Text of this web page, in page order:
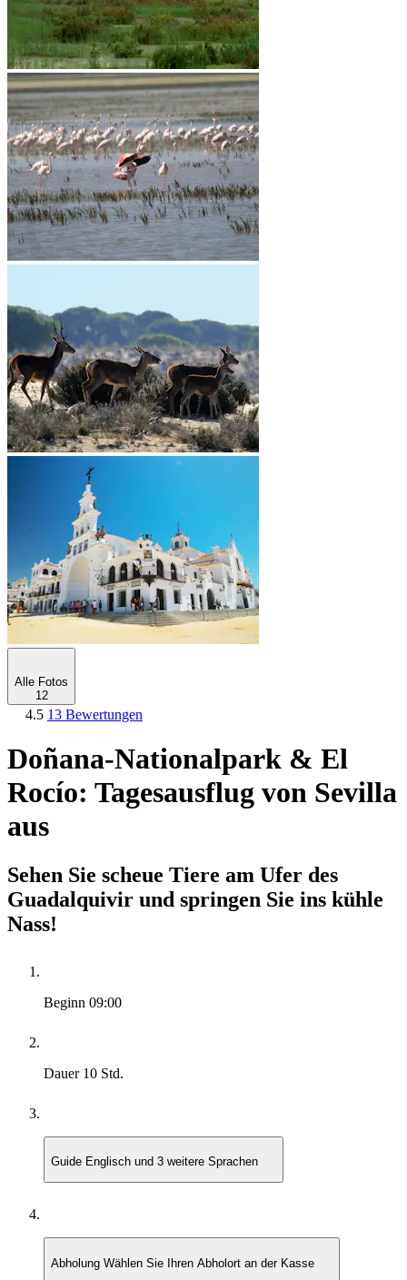
Alle Fotos
12
4.5 13 Bewertungen
Doñana-Nationalpark & El
Rocío: Tagesausflug von Sevilla
aus
Sehen Sie scheue Tiere am Ufer des
Guadalquivir und springen Sie ins kühle
Nass!
Beginn 09:00
Dauer 10 Std.
Guide Englisch und 3 weitere Sprachen
Abholung Wählen Sie Ihren Abholort an der Kasse